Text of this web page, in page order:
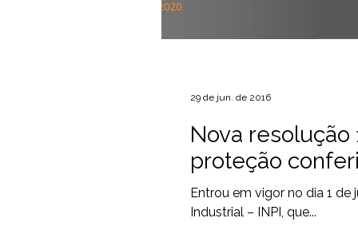
Nova
proteção
Entrou em vigor no dia 1
Industrial – INPI, que...
29 de jun. de 2016